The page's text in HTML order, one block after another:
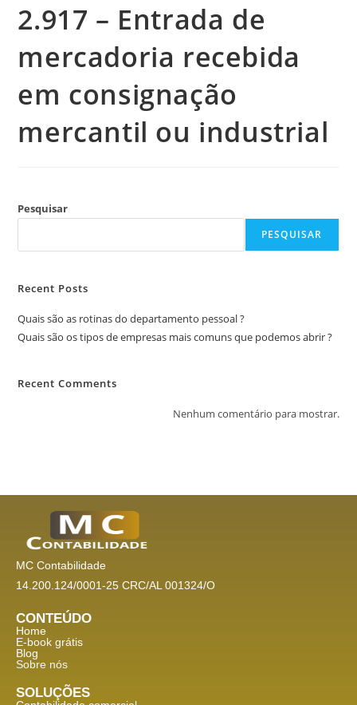
2.917 – Entrada de
mercadoria recebida
em consignação
mercantil ou industrial
Pesquisar
PESQUISAR
Recent Posts
Quais são as rotinas do departamento pessoal ?
Quais são os tipos de empresas mais comuns que podemos abrir ?
Recent Comments
Nenhum comentário para mostrar.
MC Contabilidade
14.200.124/0001-25 CRC/AL 001324/O
CONTEÚDO
Home
E-book grátis
Blog
Sobre nós
SOLUÇÕES